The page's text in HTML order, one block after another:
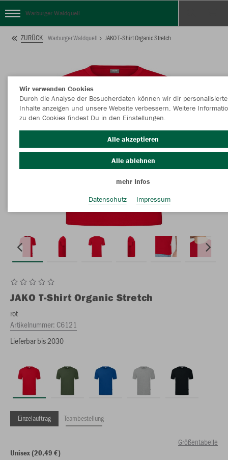
Warburger Waldquell
ZURÜCK Warburger Waldquell JAKO T-Shirt Organic Stretch
JAKO T-Shirt Organic Stretch
rot
Artikelnummer: C6121
Lieferbar bis 2030
Einzelauftrag Teambestellung
Größentabelle
Unisex (20,49 €)
Wir verwenden Cookies
Durch die Analyse der Besucherdaten können wir dir personalisierte
Inhalte anzeigen und unsere Website verbessern. Weitere
zu den Cookies findest Du in den Einstellungen.
Alle akzeptieren
Alle ablehnen
mehr Infos
Datenschutz
Impressum